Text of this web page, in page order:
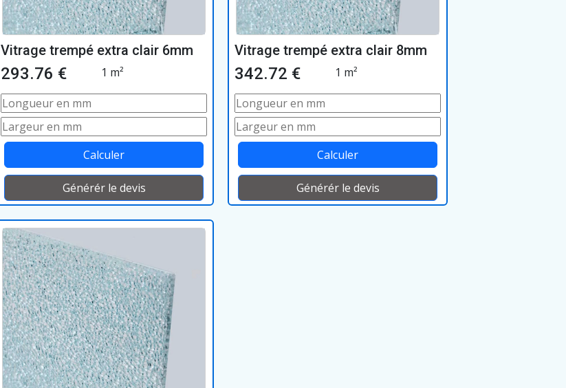
Vitrage trempé extra clair 6mm
293.76 € 1 m²
Calculer
Générér le devis
Vitrage trempé extra clair 8mm
342.72 € 1 m²
Calculer
Générér le devis